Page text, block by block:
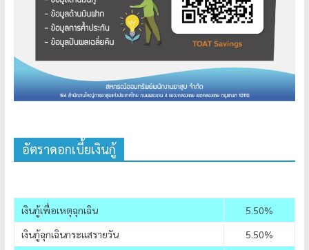
อัตราดอกเบี้ยเงินกู้
เงินกู้เพื่อเหตุฉุกเฉิน
5.50%
เงินกู้ฉุกเฉินกระแสรายวัน
5.50%